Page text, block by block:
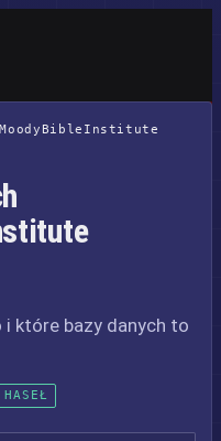
MoodyBibleInstitute
i które bazy danych to